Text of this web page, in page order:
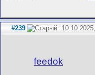
#239
feedok